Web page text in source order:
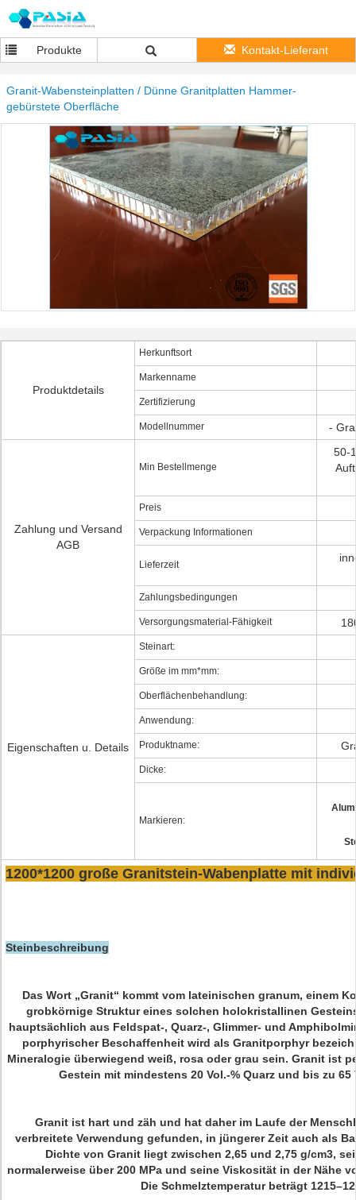
Produkte Kontakt-Lieferant
Granit-Wabensteinplatten / Dünne Granitplatten Hammer-
gebürstete Oberfläche
Produktdetails
Herkunftsort
Markenname
Zertifizierung
Modellnummer -
Zahlung und Versand
AGB
Min Bestellmenge
50-
Preis
Verpackung Informationen
Lieferzeit
Zahlungsbedingungen
Versorgungsmaterial-Fähigkeit
Eigenschaften u. Details
Steinart:
Größe im mm*mm:
Oberflächenbehandlung:
Anwendung:
Produktname:
Dicke:
Markieren:
1200*1200 große Granitstein-Wabenplatte mit
Steinbeschreibung
Das Wort „Granit“ kommt vom lateinischen granum, einem
grobkörnige Struktur eines solchen holokristallinen
hauptsächlich aus Feldspat-, Quarz-, Glimmer- und
porphyrischer Beschaffenheit wird als Granitporphyr
Mineralogie überwiegend weiß, rosa oder grau sein. Granit ist
Gestein mit mindestens 20 Vol.-% Quarz und bis zu
Granit ist hart und zäh und hat daher im Laufe der
verbreitete Verwendung gefunden, in jüngerer Zeit auch als
Dichte von Granit liegt zwischen 2,65 und 2,75 g/cm3,
normalerweise über 200 MPa und seine Viskosität in der Nähe
Die Schmelztemperatur beträgt